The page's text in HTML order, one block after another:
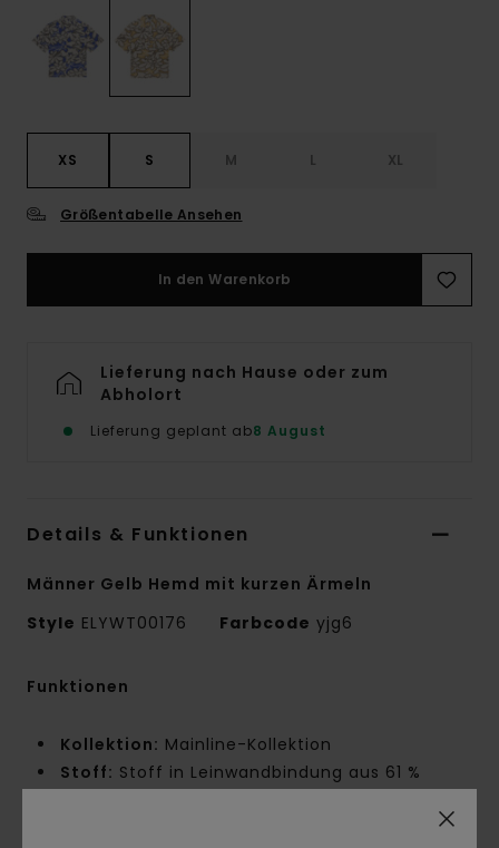
XS S M L XL
Größentabelle Ansehen
In den Warenkorb
Lieferung nach Hause oder zum
Abholort
Lieferung geplant ab8 August
Details & Funktionen
Männer Gelb Hemd mit kurzen Ärmeln
Style ELYWT00176 Farbcode yjg6
Funktionen
Kollektion: Mainline-Kollektion
Stoff: Stoff in Leinwandbindung aus 61 %